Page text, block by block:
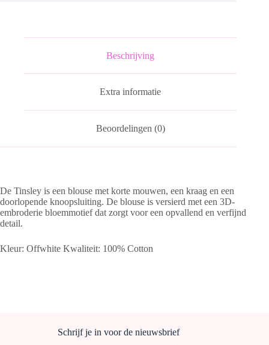
Beschrijving
Extra informatie
Beoordelingen (0)
De Tinsley is een blouse met korte mouwen, een kraag en een
doorlopende knoopsluiting. De blouse is versierd met een 3D-
embroderie bloemmotief dat zorgt voor een opvallend en verfijnd
detail.
Kleur: Offwhite Kwaliteit: 100% Cotton
Schrijf je in voor de nieuwsbrief